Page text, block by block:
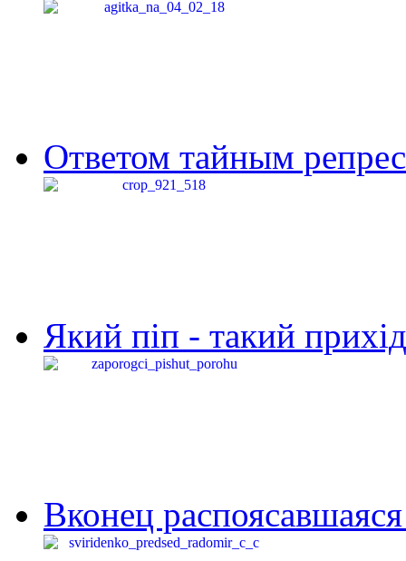
Ответом тайным
Який піп - такий
Вконец